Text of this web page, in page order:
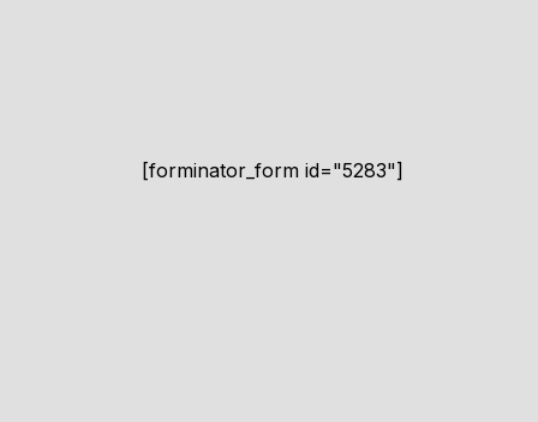
[forminator_form id="5283"]